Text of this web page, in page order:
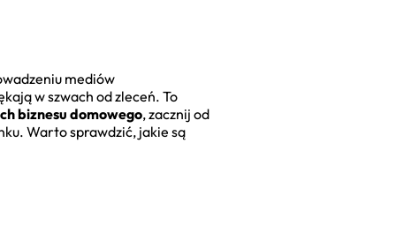
mediów
w szwach od zleceń. To
biznesu domowego, zacznij od
Warto sprawdzić, jakie są